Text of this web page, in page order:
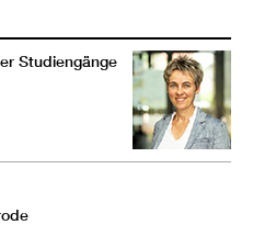
Studiengänge